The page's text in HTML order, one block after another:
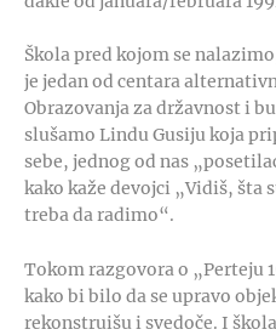
Škola pred kojom se
je jedan od centara
Obrazovanja za državnost i
slušamo Lindu Gusiju koja
sebe, jednog od nas
kako kaže devojci „Vidiš,
treba da radimo“.
Tokom razgovora o „Perteju
kako bi bilo da se upravo
rekonstruišu i svedoče. I